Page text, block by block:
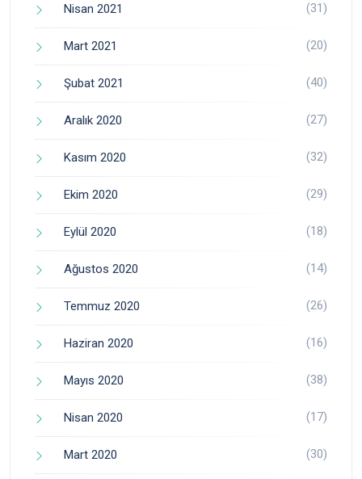
Nisan 2021 (31)
Mart 2021 (20)
Şubat 2021 (40)
Aralık 2020 (27)
Kasım 2020 (32)
Ekim 2020 (29)
Eylül 2020 (18)
Ağustos 2020 (14)
Temmuz 2020 (26)
Haziran 2020 (16)
Mayıs 2020 (38)
Nisan 2020 (17)
Mart 2020 (30)